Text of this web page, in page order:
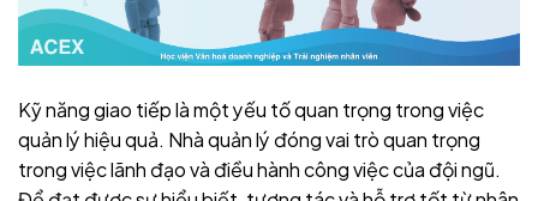
Kỹ năng giao tiếp là một yếu tố quan trọng trong việc
quản lý hiệu quả. Nhà quản lý đóng vai trò quan trọng
trong việc lãnh đạo và điều hành công việc của đội ngũ.